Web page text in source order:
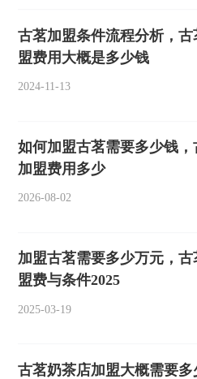
古茗加盟条件流程分析，古
盟费用大概是多少钱
2024-11-13
如何加盟古茗需要多少钱，
加盟费用多少
2026-08-02
加盟古茗需要多少万元，古
盟费与条件2025
2025-03-19
古茗奶茶店加盟大概需要多